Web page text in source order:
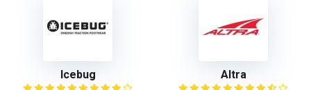
Icebug Altra